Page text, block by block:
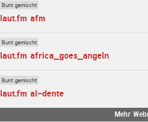
Bunt gemischt
laut.fm afm
Bunt gemischt
laut.fm africa_goes_angeln
Bunt gemischt
laut.fm al-dente
Mehr